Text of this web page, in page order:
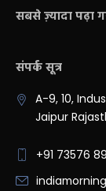
सबसे ज़्यादा पढ़ा
संपर्क सूत्र
A-9, 10,
Jaipur
+91 73576